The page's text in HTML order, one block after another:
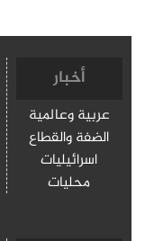
أخبار
عربية وعالمية
الضفة والقطاع
اسرائيليات
محليات